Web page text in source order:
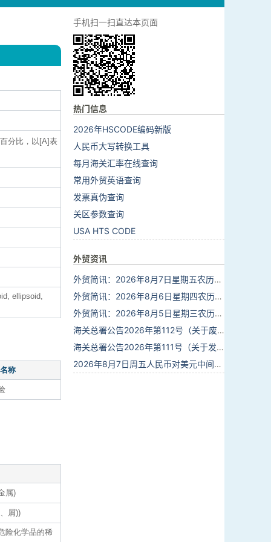
分比，以[A]表
ellipsoid,
名称
属)
屑))
险化学品的稀
手机扫一扫直达本页面
热门信息
2026年HSCODE编码新版
人民币大写转换工具
每月海关汇率在线查询
常用外贸英语查询
发票真伪查询
关区参数查询
USA HTS CODE
外贸资讯
外贸简讯：2026年8月7日星期五农历六月廿五
外贸简讯：2026年8月6日星期四农历六月廿四
外贸简讯：2026年8月5日星期三农历六月廿三
海关总署公告2026年第112号（关于废止部分卫生检疫类规范性文件的公告）
海关总署公告2026年第111号（关于发布《进出境动植物检疫处理监督管理工作规定》《进出境卫生处理监督管理工作规定》的公告）
2026年8月7日周五人民币对美元中间价报6.7904调贬9个基点